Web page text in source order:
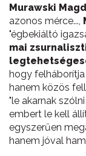
Murawski
azonos mérce...,
"égbekiáltó
mai
hogy
hanem közös
"le akarnak
embert le kell
egyszerűen
hanem jóval